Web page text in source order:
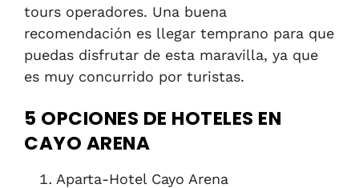
tours operadores. Una buena
recomendación es llegar temprano para que
puedas disfrutar de esta maravilla, ya que
es muy concurrido por turistas.
5 OPCIONES DE HOTELES EN
CAYO ARENA
Aparta-Hotel Cayo Arena